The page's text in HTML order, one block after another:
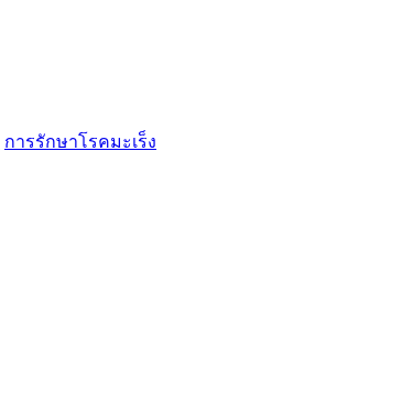
การรักษาโรคมะเร็ง